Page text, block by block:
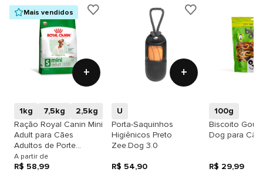
Mais vendidos
+
1kg 7,5kg
2,5kg
Ração Royal Canin Mini
Adult para Cães
Adultos de Porte
Pequeno
A partir de
R$ 58,99
+
U
Porta-Saquinhos
Higiênicos Preto
Zee.Dog 3.0
R$ 54,90
100g
Biscoito
Dog para
R$ 29,99